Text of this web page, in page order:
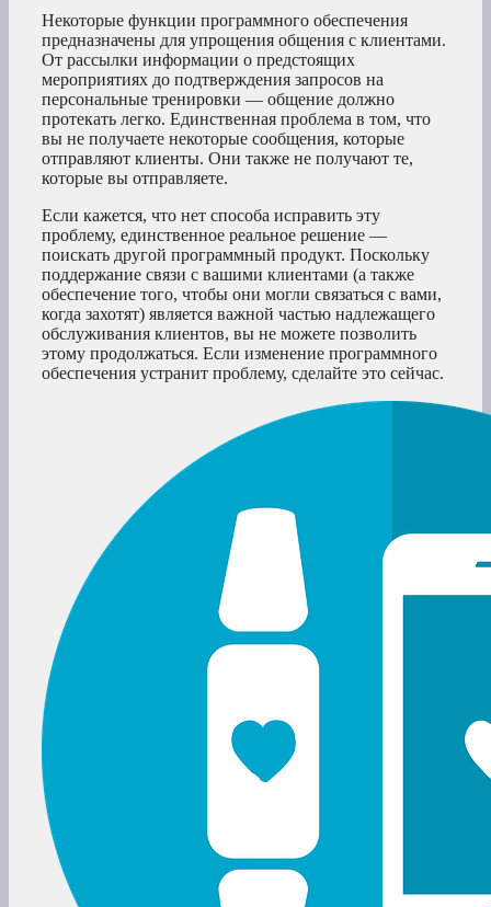
Некоторые функции программного обеспечения
предназначены для упрощения общения с клиентами.
От рассылки информации о предстоящих
мероприятиях до подтверждения запросов на
персональные тренировки — общение должно
протекать легко. Единственная проблема в том, что
вы не получаете некоторые сообщения, которые
отправляют клиенты. Они также не получают те,
которые вы отправляете.
Если кажется, что нет способа исправить эту
проблему, единственное реальное решение —
поискать другой программный продукт. Поскольку
поддержание связи с вашими клиентами (а также
обеспечение того, чтобы они могли связаться с вами,
когда захотят) является важной частью надлежащего
обслуживания клиентов, вы не можете позволить
этому продолжаться. Если изменение программного
обеспечения устранит проблему, сделайте это сейчас.